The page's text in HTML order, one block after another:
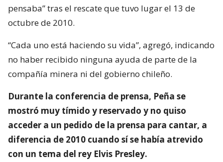
pensaba” tras el rescate que tuvo lugar el 13 de
octubre de 2010.
“Cada uno está haciendo su vida”, agregó, indicando
no haber recibido ninguna ayuda de parte de la
compañía minera ni del gobierno chileño.
Durante la conferencia de prensa, Peña se
mostró muy tímido y reservado y no quiso
acceder a un pedido de la prensa para cantar, a
diferencia de 2010 cuando sí se había atrevido
con un tema del rey Elvis Presley.